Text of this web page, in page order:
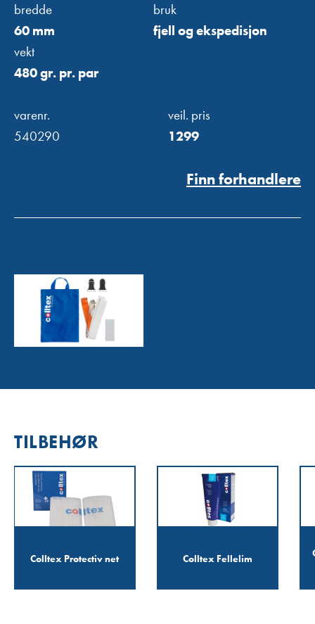
bredde
60 mm
vekt
480 gr. pr. par
bruk
fjell og ekspedisjon
varenr.
540290
veil. pris
1299
Finn forhandlere
TILBEHØR
Colltex Protectiv net Colltex Fellelim